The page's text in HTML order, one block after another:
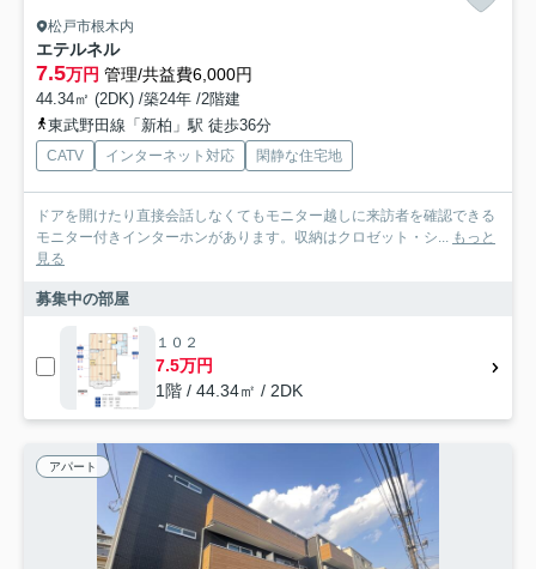
松戸市根木内
エテルネル
7.5万円 管理/共益費6,000円
44.34㎡ (2DK) /築24年 /2階建
東武野田線「新柏」駅 徒歩36分
CATV インターネット対応 閑静な住宅地
ドアを開けたり直接会話しなくてもモニター越しに来訪者を確認できる
モニター付きインターホンがあります。収納はクロゼット・シ...
もっと
見る
募集中の部屋
１０２
7.5万円
1階 / 44.34㎡ / 2DK
アパート